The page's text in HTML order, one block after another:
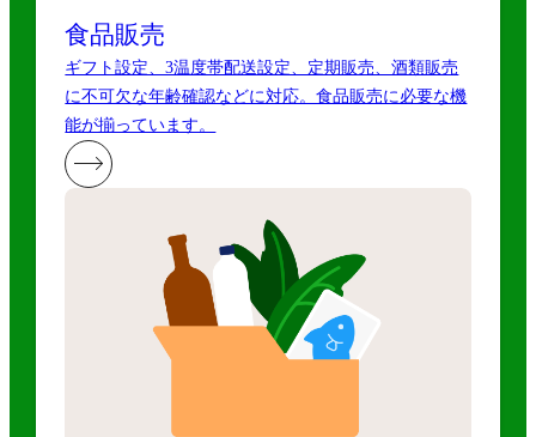
食品販売
ギフト設定、3温度帯配送設定、定期販売、酒類販売
に不可欠な年齢確認などに対応。食品販売に必要な機
能が揃っています。